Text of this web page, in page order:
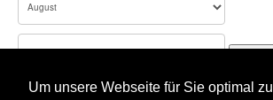
Um unsere Webseite für Sie optimal zu
Terminkalender
Datenschutz